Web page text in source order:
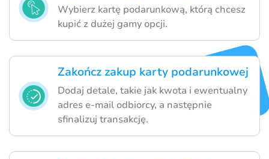
Wybierz kartę podarunkową, którą chcesz
kupić z dużej gamy opcji.
Zakończ zakup karty podarunkowej
Dodaj detale, takie jak kwota i ewentualny
adres e-mail odbiorcy, a następnie
sfinalizuj transakcję.